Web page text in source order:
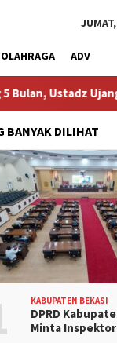
OLAHRAGA ADV
Ujang Akhirnya
BANYAK DILIHAT
KABUPATEN BEKASI
DPRD
Minta